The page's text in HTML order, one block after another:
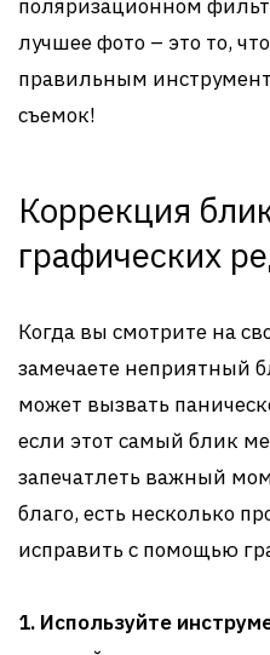
поляризационном
лучшее фото – это то,
правильным
съемок!
Коррекция
графических
Когда вы смотрите на
замечаете неприятный
может вызвать
если этот самый блик
запечатлеть важный
благо, есть несколько
исправить с помощью
1. Используйте